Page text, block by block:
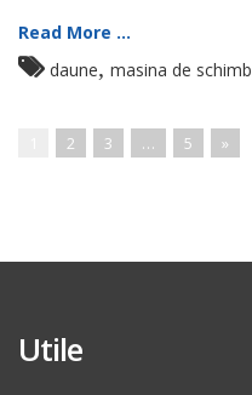
Read More ...
daune, masina de schimb
2 3 … 5 »
Utile